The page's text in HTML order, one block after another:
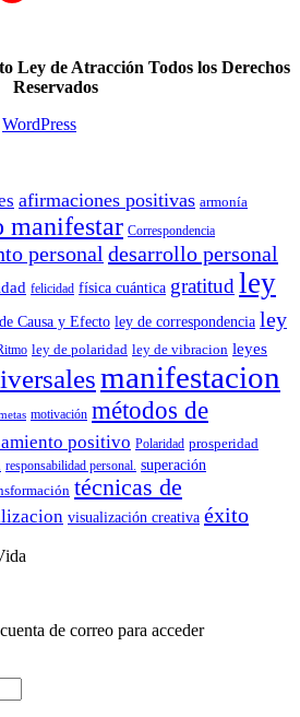
Ley de Atracción Todos los Derechos
Reservados
WordPress
afirmaciones positivas armonía
manifestar Correspondencia
personal desarrollo personal
felicidad física cuántica gratitud ley
Causa y Efecto ley de correspondencia ley
ley de polaridad ley de vibracion leyes
manifestacion
motivación métodos de
positivo Polaridad prosperidad
responsabilidad personal. superación
técnicas de
visualización creativa éxito
de correo para acceder